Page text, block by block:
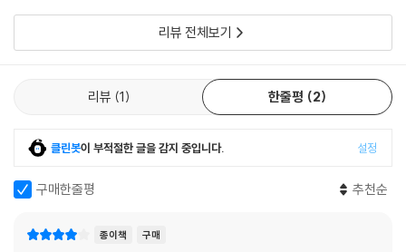
▣ 04장: 배경 이론 4 - 강화학습을 이용한 주식투자란?
4.1 직관적으로 강화학습 전략 알아보기
___4.1.1 강화학습을 이용한 주식투자 구조
___4.1.3 차트 데이터를 바탕으로 강화학습을 하는 방식
___4.1.5 무작위 행동 결정(탐험)과 무작위 행동 결정 비율(엡실론)
___4.2.1 차별화 요인 1: 학습 데이터 구성
___4.2.3 차별화 요인 3: 행동 종류
리뷰 전체보기
리뷰 1 한줄평 2
클린봇이 부적절한 글을 감지 중입니다. 설정
구매한줄평 추천순
종이책 구매